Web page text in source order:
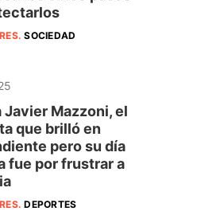
.SOCIEDAD
Javier Mazzoni, el
que brilló en
pero su día
fue por frustrar a
.DEPORTES